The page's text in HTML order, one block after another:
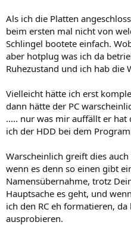
Als ich die Platten
beim ersten mal nicht von
Schlingel bootete einfach.
aber hotplug was ich da
Ruhezustand und ich hab die
Vielleicht hätte ich erst
dann hätte der PC
..... nur was mir auffällt er
ich der HDD bei dem
Warscheinlich greift dies
wenn es denn so einen gibt
Namensübernahme, trotz
Hauptsache es geht, und
ich den RC eh formatieren,
ausprobieren.